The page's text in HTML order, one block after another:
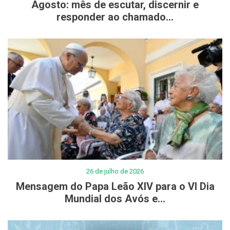
Agosto: mês de escutar, discernir e
responder ao chamado...
26 de julho de 2026
Mensagem do Papa Leão XIV para o VI Dia
Mundial dos Avós e...